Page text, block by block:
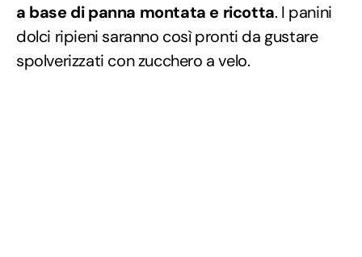
a base di panna montata e ricotta. I panini
dolci ripieni saranno così pronti da gustare
spolverizzati con zucchero a velo.